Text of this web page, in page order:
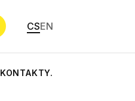
CSEN
KONTAKTY.